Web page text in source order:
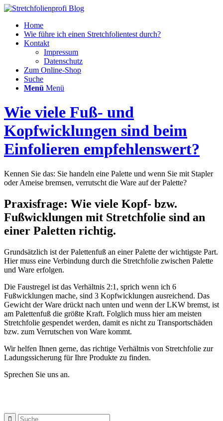
Home
Wie führe ich einen Stretchfolientest durch?
Kontakt
Impressum
Datenschutz
Zum Online-Shop
Suche
Menü Menü
Wie viele Fuß- und
Kopfwicklungen sind beim
Einfolieren empfehlenswert?
Kennen Sie das: Sie handeln eine Palette und wenn Sie mit Stapler
oder Ameise bremsen, verrutscht die Ware auf der Palette?
Praxisfrage: Wie viele Kopf- bzw.
Fußwicklungen mit Stretchfolie sind an
einer Paletten richtig.
Grundsätzlich ist der Palettenfuß an einer Palette der wichtigste Part.
Hier muss eine Verbindung durch die Stretchfolie zwischen Palette
und Ware erfolgen.
Die Faustregel ist das Verhältnis 2:1, sprich wenn ich 6
Fußwicklungen mache, sind 3 Kopfwicklungen ausreichend. Das
Gewicht der Ware drückt nach unten und wenn der LKW bremst, ist
am Palettenfuß die größte Kraft. Folglich muss hier am meisten
Stretchfolie gespendet werden, damit es nicht zu Transportschäden
bzw. zum Verrutschen von Ware kommt.
Wir helfen Ihnen gerne, das richtige Verhältnis von Stretchfolie zur
Ladungssicherung für Ihre Produkte zu finden.
Sprechen Sie uns an.